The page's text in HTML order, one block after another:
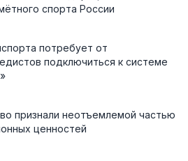
спорта России
потребует от
подключиться к системе
признали неотъемлемой частью
ценностей